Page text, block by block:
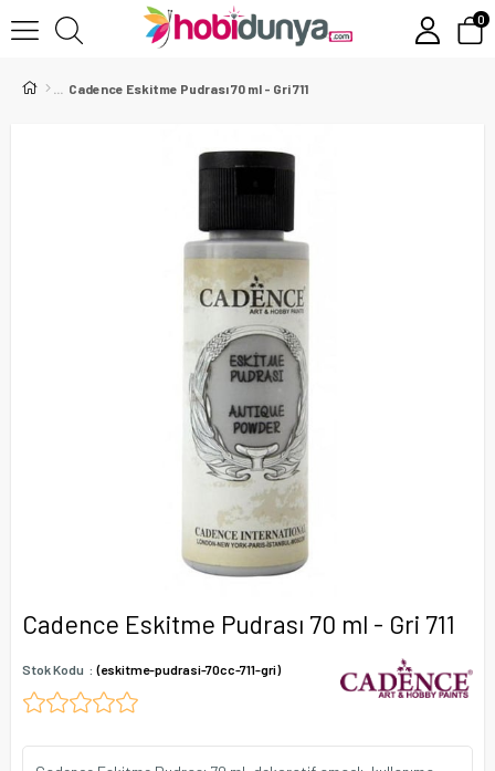
0
Cadence Eskitme Pudrası 70 ml - Gri 711
Cadence Eskitme Pudrası 70 ml - Gri 711
Stok Kodu (eskitme-pudrasi-70cc-711-gri)